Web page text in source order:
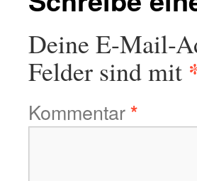
Deine E-Mail-
Felder sind mit
Kommentar*